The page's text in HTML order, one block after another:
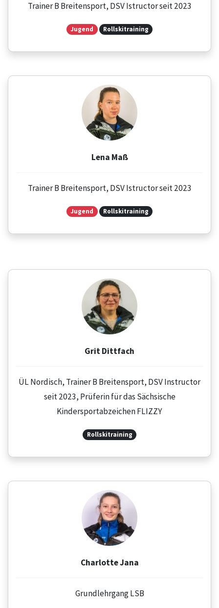
Trainer B Breitensport, DSV Istructor seit 2023
Jugend Rollskitraining
Lena Maß
Trainer B Breitensport, DSV Istructor seit 2023
Jugend Rollskitraining
Grit Dittfach
ÜL Nordisch, Trainer B Breitensport, DSV Instructor
seit 2023, Prüferin für das Sächsische
Kindersportabzeichen FLIZZY
Rollskitraining
Charlotte Jana
Grundlehrgang LSB